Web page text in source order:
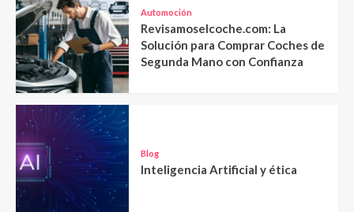
Automoción
Revisamoselcoche.com: La
Solución para Comprar Coches de
Segunda Mano con Confianza
Blog
Inteligencia Artificial y ética